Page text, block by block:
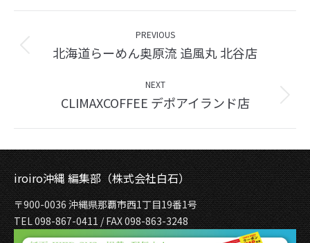
navigation
PREVIOUS
Previous
北海道らーめん奥原流 追風丸 北谷店
NEXT
Next
CLIMAXCOFFEE デポアイランド店
iroiro沖縄 編集部（株式会社白石）
〒900-0036 沖縄県那覇市西1丁目19番1号
TEL 098-867-0411 / FAX 098-863-3248